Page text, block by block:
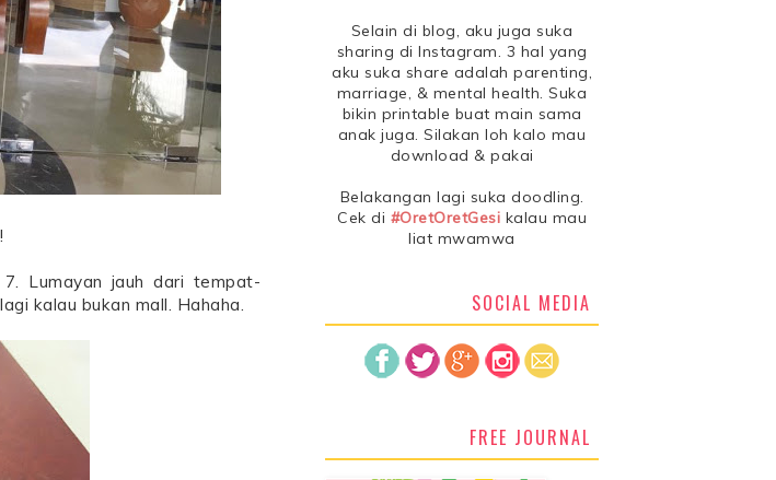
Lumayan jauh dari tempat-
kalau bukan mall. Hahaha.
Selain di blog, aku juga suka
sharing di Instagram. 3 hal yang
aku suka share adalah parenting,
marriage, & mental health. Suka
bikin printable buat main sama
anak juga. Silakan loh kalo mau
download & pakai
Belakangan lagi suka doodling.
Cek di #OretOretGesi kalau mau
liat mwamwa
SOCIAL MEDIA
FREE JOURNAL